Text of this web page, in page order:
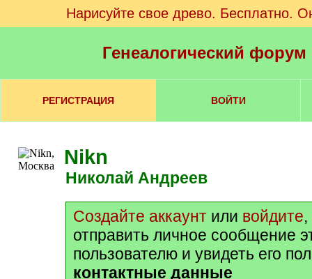
Нарисуйте свое древо. Бесплатно.
Генеалогический
РЕГИСТРАЦИЯ ВОЙТИ
Nikn
Николай Андреев
Создайте аккаунт или войдите
отправить личное сообщение
пользователю и увидеть его
контактные данные